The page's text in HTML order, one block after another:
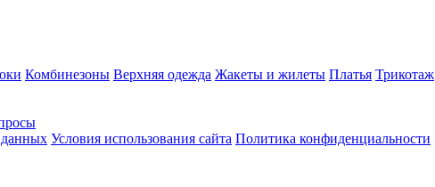
Комбинезоны Верхняя одежда Жакеты и жилеты Платья Трикотаж
данных Условия использования сайта Политика конфиденциальности